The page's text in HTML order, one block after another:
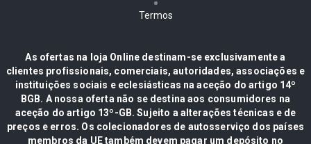
Termos
As ofertas na loja Online destinam-se exclusivamente a
clientes profissionais, comerciais, autoridades, associações e
instituições sociais e eclesiásticas na aceção do artigo 14º
BGB. A nossa oferta não se destina aos consumidores na
aceção do artigo 13º-GB. Sujeito a alterações técnicas e de
preços e erros. Os colecionadores de autosserviço dos países
membros da UE também devem pagar um depósito no